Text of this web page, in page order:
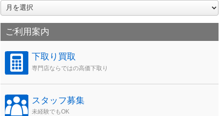
ア
ー
カ
イ
ブ
ご利用案内
下取り買取
専門店ならではの高価下取り
スタッフ募集
未経験でもOK